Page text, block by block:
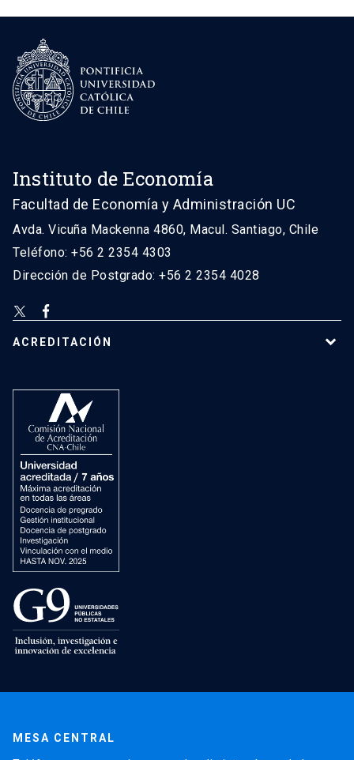
Instituto de Economía
Facultad de Economía y Administración UC
Avda. Vicuña Mackenna 4860, Macul. Santiago, Chile
Teléfono: +56 2 2354 4303
Dirección de Postgrado: +56 2 2354 4028
ACREDITACIÓN
MESA CENTRAL